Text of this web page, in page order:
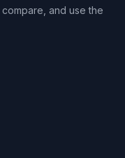
and use the